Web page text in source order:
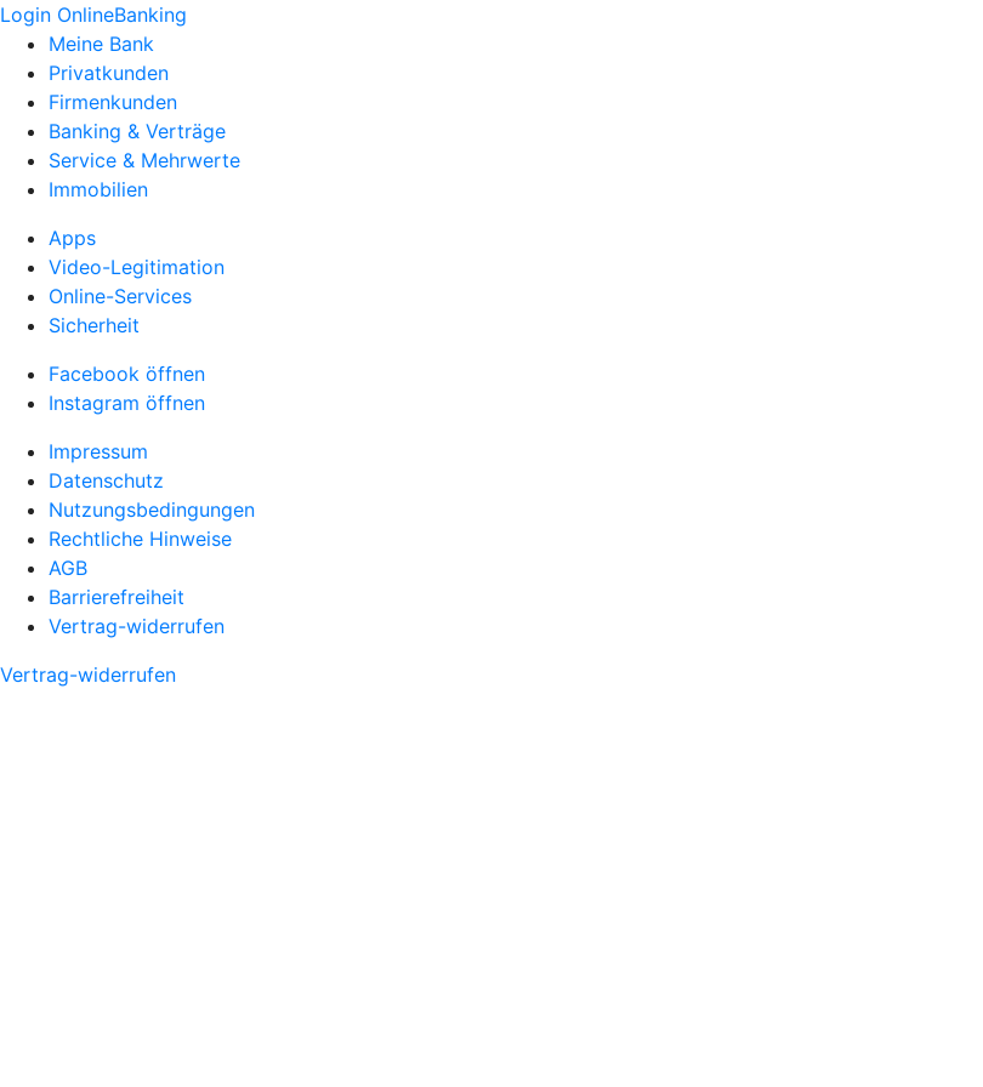
Login OnlineBanking
Meine Bank
Privatkunden
Firmenkunden
Banking & Verträge
Service & Mehrwerte
Immobilien
Apps
Video-Legitimation
Online-Services
Sicherheit
Facebook öffnen
Instagram öffnen
Impressum
Datenschutz
Nutzungsbedingungen
Rechtliche Hinweise
AGB
Barrierefreiheit
Vertrag-widerrufen
Vertrag-widerrufen